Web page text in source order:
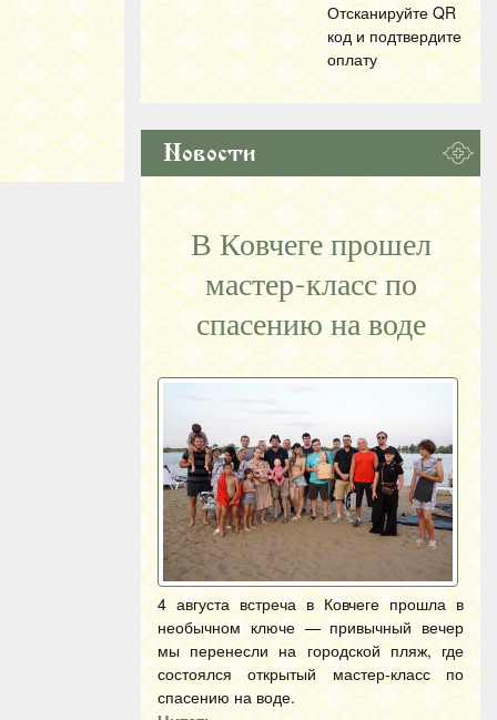
Отсканируйте QR
код и подтвердите
оплату
Новости
В Ковчеге прошел
мастер-класс по
спасению на воде
4 августа встреча в Ковчеге прошла в
необычном ключе — привычный вечер
мы перенесли на городской пляж, где
состоялся открытый мастер-класс по
спасению на воде.